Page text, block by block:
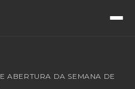
ABERTURA DA SEMANA DE